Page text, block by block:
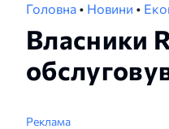
Головна • Новини •
Власники
Реклама